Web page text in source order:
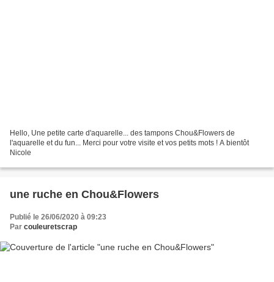
Hello, Une petite carte d'aquarelle... des tampons Chou&Flowers de
l'aquarelle et du fun... Merci pour votre visite et vos petits mots ! A bientôt
Nicole
une ruche en Chou&Flowers
Publié le 26/06/2020 à 09:23
Par couleuretscrap